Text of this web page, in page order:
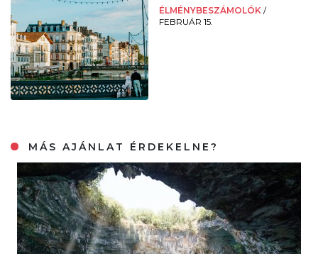
ÉLMÉNYBESZÁMOLÓK /
FEBRUÁR 15.
MÁS AJÁNLAT ÉRDEKELNE?